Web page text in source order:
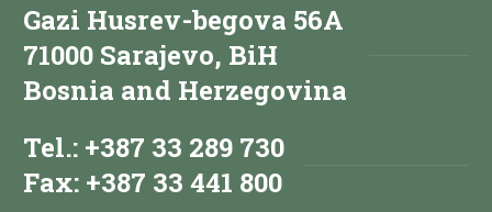
Gazi Husrev-begova 56A
71000 Sarajevo, BiH
Bosnia and Herzegovina
Tel.: +387 33 289 730
Fax: +387 33 441 800